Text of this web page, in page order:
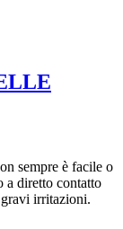
sempre è facile o
a diretto contatto
irritazioni.